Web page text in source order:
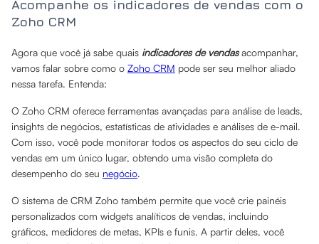
Acompanhe os indicadores de vendas com o
Zoho CRM
Agora que você já sabe quais indicadores de vendasacompanhar,
vamos falar sobre como o Zoho CRM pode ser seu melhor aliado
nessa tarefa. Entenda:
O Zoho CRM oferece ferramentas avançadas para análise de leads,
insights de negócios, estatísticas de atividades e análises de e-mail.
Com isso, você pode monitorar todos os aspectos do seu ciclo de
vendas em um único lugar, obtendo uma visão completa do
desempenho do seu negócio.
O sistema de CRM Zoho também permite que você crie painéis
personalizados com widgets analíticos de vendas, incluindo
gráficos, medidores de metas, KPIs e funis. A partir deles, você